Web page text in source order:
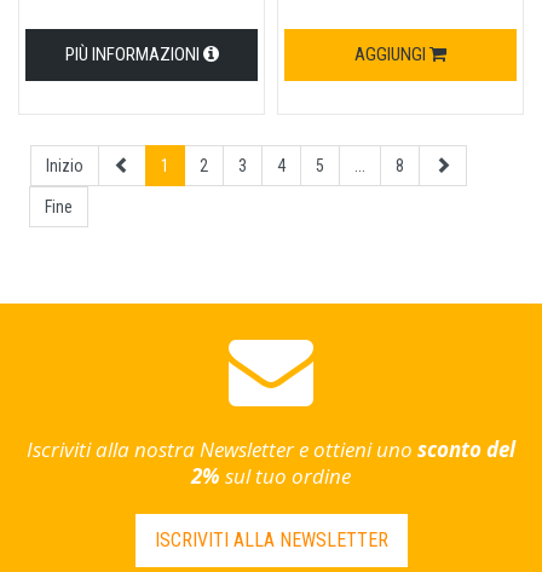
PIÙ INFORMAZIONI AGGIUNGI
Inizio 1 2 3 4 5 8
Fine
Iscriviti alla nostra Newsletter e ottieni uno sconto del
2% sul tuo ordine
ISCRIVITI ALLA NEWSLETTER